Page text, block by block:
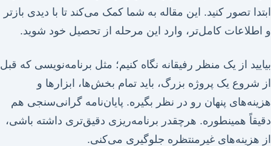
ابتدا تصور کنید. این مقاله به شما کمک می‌کند تا با دیدی بازتر
و اطلاعات کامل‌تر، وارد این مرحله از تحصیل خود شوید.
بیایید از یک منظر رفیقانه نگاه کنیم؛ مثل برنامه‌نویسی که قبل
از شروع یک پروژه بزرگ، باید تمام بخش‌ها، ابزارها و
هزینه‌های پنهان رو در نظر بگیره. پایان‌نامه گرانی‌سنجی هم
دقیقاً همینطوره. هرچقدر برنامه‌ریزی دقیق‌تری داشته باشی،
از هزینه‌های غیرمنتظره جلوگیری می‌کنی.